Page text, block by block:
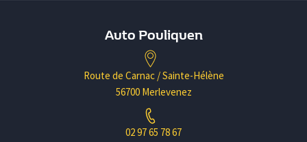
Auto Pouliquen
Route de Carnac / Sainte-Hélène
56700 Merlevenez
02 97 65 78 67